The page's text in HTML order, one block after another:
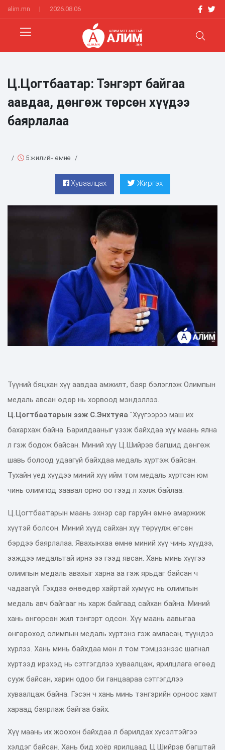
alim.mn | 2026.08.06
Ц.Цогтбаатар: Тэнгэрт байгаа
аавдаа, дөнгөж төрсөн хүүдээ
баярлалаа
/ 5 жилийн өмнө /
Хуваалцах Жиргэх
Түүний бяцхан хүү аавдаа амжилт, баяр бэлэглэж Олимпын
медаль авсан өдөр нь хорвоод мэндэллээ.
Ц.Цогтбаатарын ээж С.Энхтуяа "Хүүгээрээ маш их
бахархаж байна. Барилдааныг үзэж байхдаа хүү маань ялна
л гэж бодож байсан. Миний хүү Ц.Шийрэв багшид дөнгөж
шавь болоод удаагүй байхдаа медаль хүртэж байсан.
Тухайн үед хүүдээ миний хүү ийм том медаль хүртсэн юм
чинь олимпод заавал орно оо гээд л хэлж байлаа.
Ц.Цогтбаатарын маань эхнэр сар гаруйн өмнө амаржиж
хүүтэй болсон. Миний хүүд сайхан хүү төрүүлж өгсөн
бэрдээ баярлалаа. Явахынхаа өмнө миний хүү чинь хүүдээ,
ээждээ медальтай ирнэ ээ гээд явсан. Хань минь хүүгээ
олимпын медаль авахыг харна аа гэж ярьдаг байсан ч
чадаагүй. Гэхдээ өнөөдөр хайртай хүмүүс нь олимпын
медаль авч байгааг нь харж байгаад сайхан байна. Миний
хань өнгөрсөн жил тэнгэрт одсон. Хүү маань аавыгаа
өнгөрөхөд олимпын медаль хүртэнэ гэж амласан, түүндээ
хүрлээ. Хань минь байхдаа мөн л том тэмцээнээс шагнал
хүртээд ирэхэд нь сэтгэгдлээ хуваалцаж, ярилцлага өгөөд
сууж байсан, харин одоо би ганцаараа сэтгэгдлээ
хуваалцаж байна. Гэсэн ч хань минь тэнгэрийн орноос хамт
хараад баярлаж байгаа байх.
Хүү маань их жоохон байхдаа л барилдах хүсэлтэйгээ
хэлдэг байсан. Хань бид хоёр ярилцаад Ц.Шийрэв багштай